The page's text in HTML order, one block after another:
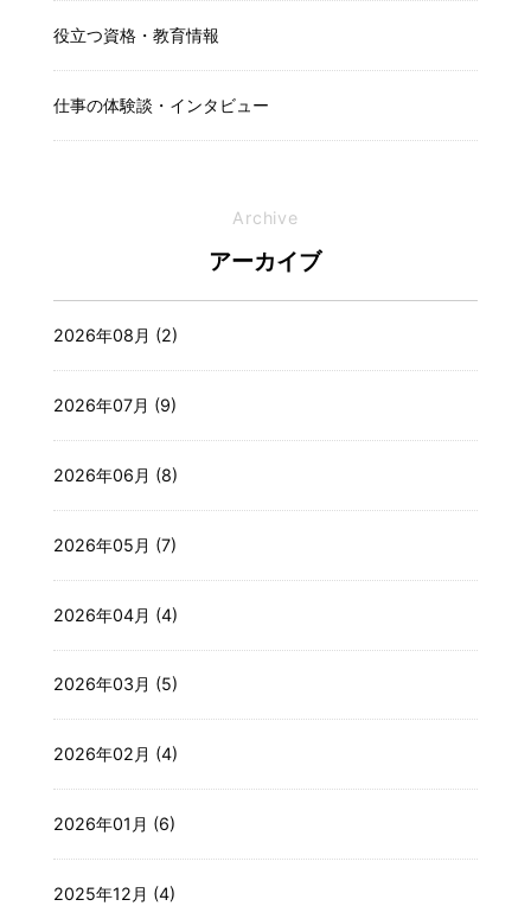
役立つ資格・教育情報
仕事の体験談・インタビュー
Archive
アーカイブ
2026年08月 (2)
2026年07月 (9)
2026年06月 (8)
2026年05月 (7)
2026年04月 (4)
2026年03月 (5)
2026年02月 (4)
2026年01月 (6)
2025年12月 (4)